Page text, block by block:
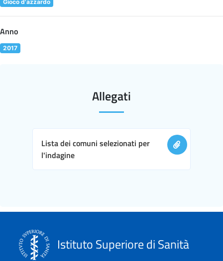
Gioco d'azzardo
Anno
2017
Allegati
Lista dei comuni selezionati per
l'indagine
Istituto Superiore di Sanità